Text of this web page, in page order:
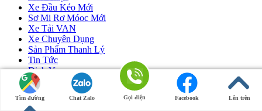
Tìm đường Chat Zalo Gọi điện Facebook Lên trên
Xe Đầu Kéo Mới
Sơ Mi Rơ Móoc Mới
Xe Tải VAN
Xe Chuyên Dụng
Sản Phẩm Thanh Lý
Tin Tức
Dịch Vụ
Liên Hệ
Ô Tô Huỳnh Gia Phát|Xe Đầu Kéo Mỹ by Huỳnh Gia Phát.